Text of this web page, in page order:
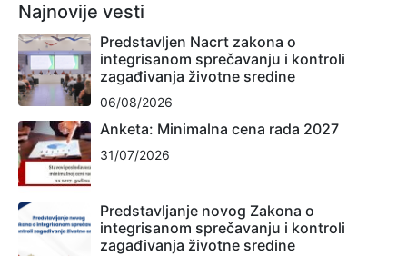
Najnovije vesti
Predstavljen Nacrt zakona o
integrisanom sprečavanju i kontroli
zagađivanja životne sredine
06/08/2026
Anketa: Minimalna cena rada 2027
31/07/2026
Predstavljanje novog Zakona o
integrisanom sprečavanju i kontroli
zagađivanja životne sredine